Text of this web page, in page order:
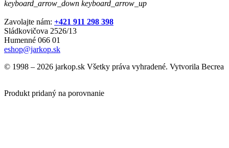
keyboard_arrow_down keyboard_arrow_up
Zavolajte nám: +421 911 298 398
Sládkovičova 2526/13
Humenné 066 01
eshop@jarkop.sk
© 1998 – 2026 jarkop.sk Všetky práva vyhradené. Vytvorila Becrea
Produkt pridaný na porovnanie